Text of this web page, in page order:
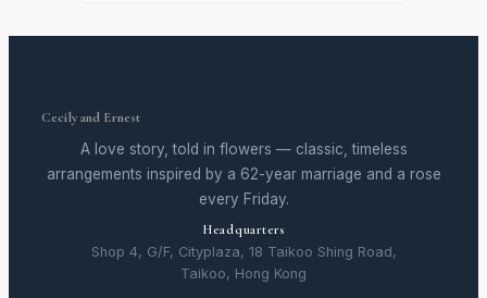
Cecily and Ernest
A love story, told in flowers — classic, timeless
arrangements inspired by a 62-year marriage and a rose
every Friday.
Headquarters
Shop 4, G/F, Cityplaza, 18 Taikoo Shing Road,
Taikoo, Hong Kong